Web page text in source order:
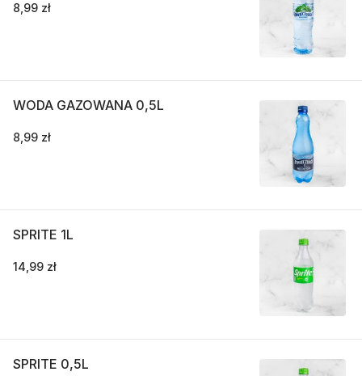
8,99 zł
WODA GAZOWANA 0,5L
8,99 zł
SPRITE 1L
14,99 zł
SPRITE 0,5L